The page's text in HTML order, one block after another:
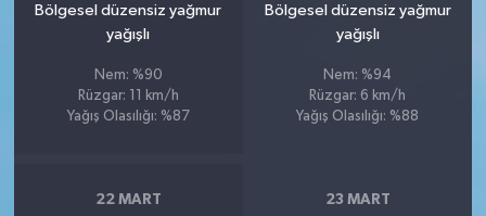
Bölgesel düzensiz yağmur
yağışlı
Nem: %90
Rüzgar: 11 km/h
Yağış Olasılığı: %87
Bölgesel düzensiz yağmur
yağışlı
Nem: %94
Rüzgar: 6 km/h
Yağış Olasılığı: %88
22 MART 23 MART